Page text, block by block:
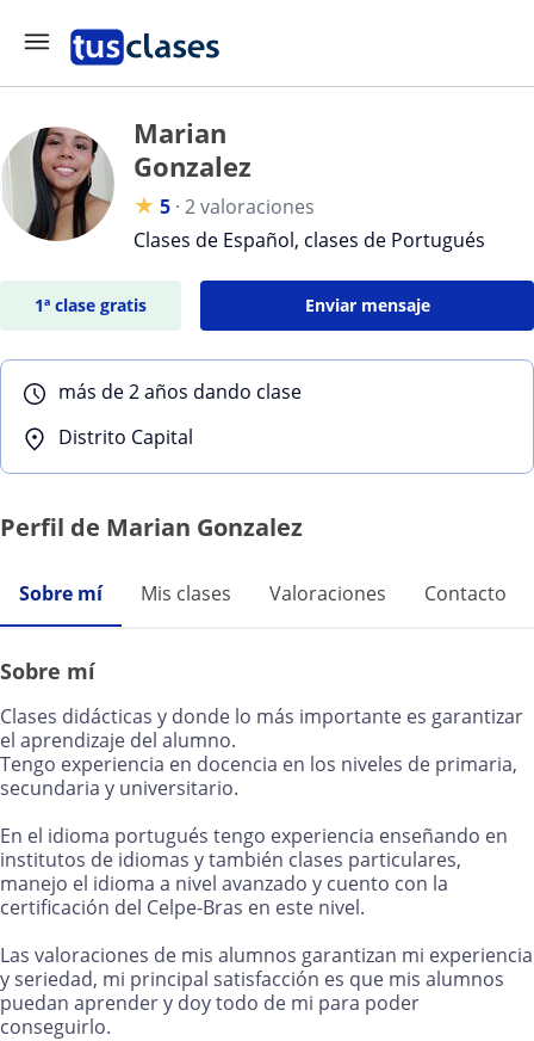
Marian
Gonzalez
★ 5 · 2 valoraciones
Clases de Español, clases de Portugués
1ª clase gratis Enviar mensaje
más de 2 años dando clase
Distrito Capital
Perfil de Marian Gonzalez
Sobre mí Mis clases Valoraciones Contacto
Sobre mí
Clases didácticas y donde lo más importante es garantizar
el aprendizaje del alumno.
Tengo experiencia en docencia en los niveles de primaria,
secundaria y universitario.
En el idioma portugués tengo experiencia enseñando en
institutos de idiomas y también clases particulares,
manejo el idioma a nivel avanzado y cuento con la
certificación del Celpe-Bras en este nivel.
Las valoraciones de mis alumnos garantizan mi experiencia
y seriedad, mi principal satisfacción es que mis alumnos
puedan aprender y doy todo de mi para poder
conseguirlo.